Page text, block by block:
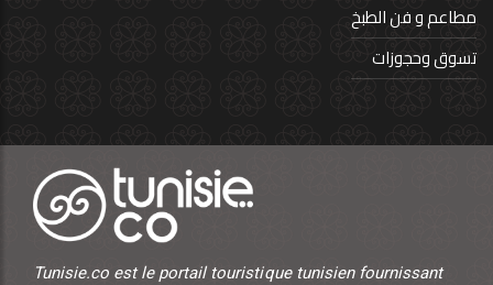
مطاعم و فن الطبخ
تسوق وحجوزات
Tunisie.co est le portail touristique tunisien fournissant